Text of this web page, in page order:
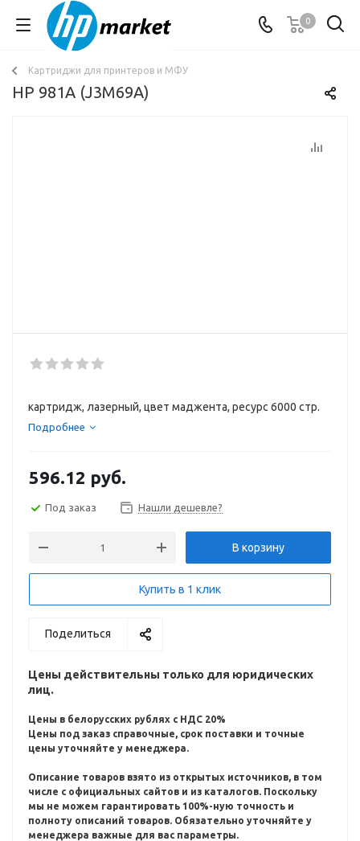
0
Картриджи для принтеров и МФУ
HP 981A (J3M69A)
картридж, лазерный, цвет маджента, ресурс 6000 стр.
Подробнее
596.12 руб.
Под заказ Нашли дешевле?
В корзину
Купить в 1 клик
Поделиться
Цены действительны только для юридических
лиц.
Цены в белорусских рублях с НДС 20%
Цены под заказ справочные, срок поставки и точные
цены уточняйте у менеджера.
Описание товаров взято из открытых источников, в том
числе с официальных сайтов и из каталогов. Поскольку
мы не можем гарантировать 100%-ную точность и
полноту описаний товаров. Обязательно уточняйте у
менеджера важные для вас параметры.